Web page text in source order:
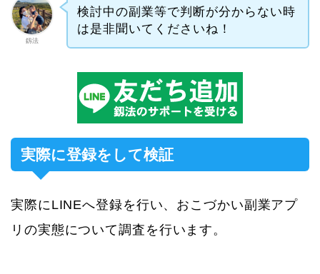
釼法
検討中の副業等で判断が分からない時
は是非聞いてくださいね！
実際に登録をして検証
実際にLINEへ登録を行い、おこづかい副業アプ
リの実態について調査を行います。